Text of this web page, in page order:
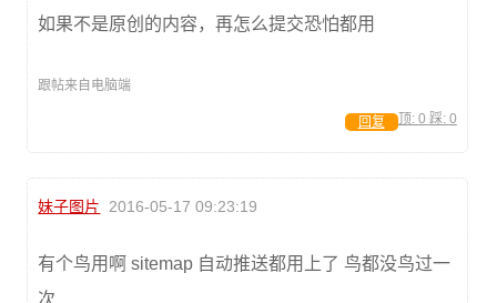
如果不是原创的内容，再怎么提交恐怕都用
跟帖来自电脑端
顶: 0 踩: 0
回复
妹子图片 2016-05-17 09:23:19
有个鸟用啊 sitemap 自动推送都用上了 鸟都没鸟过一
次